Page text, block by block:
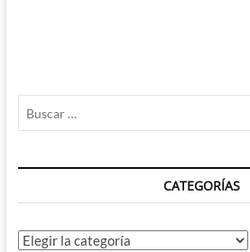
CATEGORÍAS
Categorías